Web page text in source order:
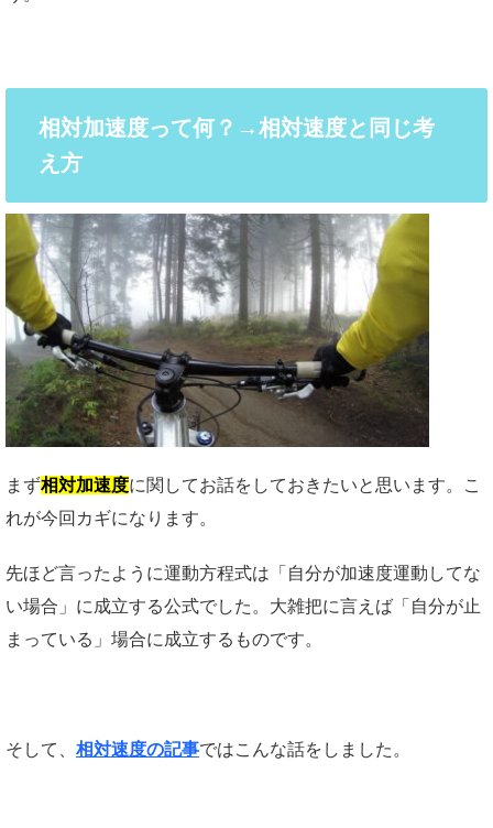
相対加速度って何？→相対速度と同じ考
え方
まず相対加速度に関してお話をしておきたいと思います。こ
れが今回カギになります。
先ほど言ったように運動方程式は「自分が加速度運動してな
い場合」に成立する公式でした。大雑把に言えば「自分が止
まっている」場合に成立するものです。
そして、 相対速度の記事ではこんな話をしました。